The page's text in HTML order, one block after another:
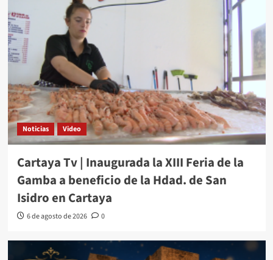
Noticias Video
Cartaya Tv | Inaugurada la XIII Feria de la
Gamba a beneficio de la Hdad. de San
Isidro en Cartaya
6 de agosto de 2026 0